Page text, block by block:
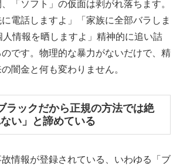
「ソフト」の仮面は剥がれ落ちます。
に電話しますよ」「家族に全部バラしま
情報を晒しますよ」精神的に追い詰
です。物理的な暴力がないだけで、精
闇金と何も変わりません。
ラックだから正規の方法では絶
い」と諦めている
情報が登録されている、いわゆる「ブ